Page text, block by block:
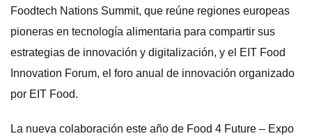
Foodtech Nations Summit, que reúne regiones europeas
pioneras en tecnología alimentaria para compartir sus
estrategias de innovación y digitalización, y el EIT Food
Innovation Forum, el foro anual de innovación organizado
por EIT Food.
La nueva colaboración este año de Food 4 Future – Expo